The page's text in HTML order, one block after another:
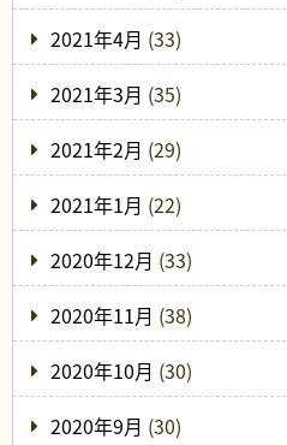
2021年4月 (33)
2021年3月 (35)
2021年2月 (29)
2021年1月 (22)
2020年12月 (33)
2020年11月 (38)
2020年10月 (30)
2020年9月 (30)